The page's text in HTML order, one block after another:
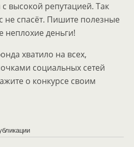
высокой репутацией. Так
не спасёт. Пишите полезные
неплохие деньги!
хватило на всех,
социальных сетей
о конкурсе своим